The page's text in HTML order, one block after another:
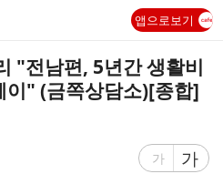
앱으로보기
"전남편, 5년간 생활비
" (금쪽상담소)[종합]
글
가
글
가